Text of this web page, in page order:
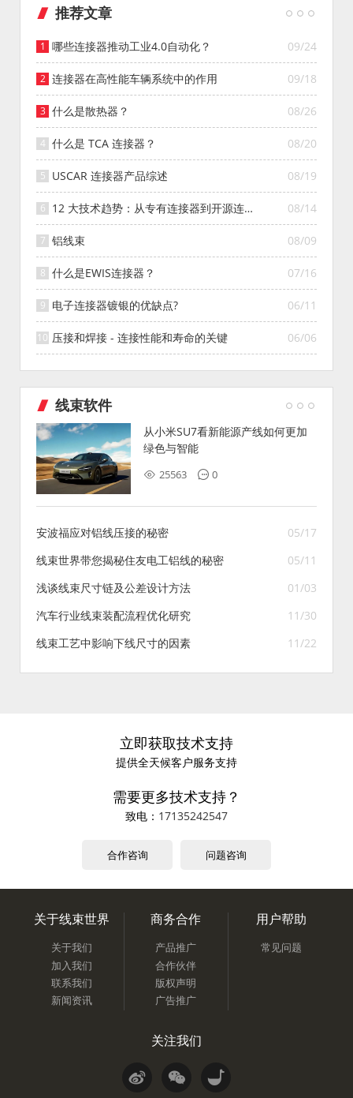
推荐文章
09/24
哪些连接器推动工业4.0自动化？
09/18
连接器在高性能车辆系统中的作用
08/26
什么是散热器？
08/20
什么是 TCA 连接器？
08/19
USCAR 连接器产品综述
08/14
12 大技术趋势：从专有连接器到开源连接
器的演变
08/09
铝线束
07/16
什么是EWIS连接器？
06/11
电子连接器镀银的优缺点?
06/06
压接和焊接 - 连接性能和寿命的关键
线束软件
从小米SU7看新能源产线如何更加
绿色与智能
25563 0
05/17
安波福应对铝线压接的秘密
05/11
线束世界带您揭秘住友电工铝线的秘密
01/03
浅谈线束尺寸链及公差设计方法
11/30
汽车行业线束装配流程优化研究
11/22
线束工艺中影响下线尺寸的因素
立即获取技术支持
提供全天候客户服务支持
需要更多技术支持？
致电： 17135242547
合作咨询 问题咨询
关于线束世界
关于我们
加入我们
联系我们
新闻资讯
商务合作
产品推广
合作伙伴
版权声明
广告推广
用户帮助
常见问题
关注我们